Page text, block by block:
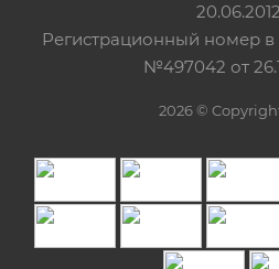
20.06.2012
Регистрационный номер в
№497042 от
2026 ©